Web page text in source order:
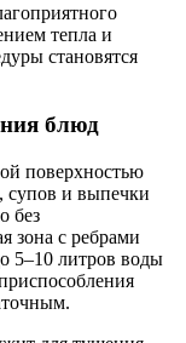
тепла и
становятся
блюд
поверхностью
супов и выпечки
без
зона с ребрами
5–10 литров воды